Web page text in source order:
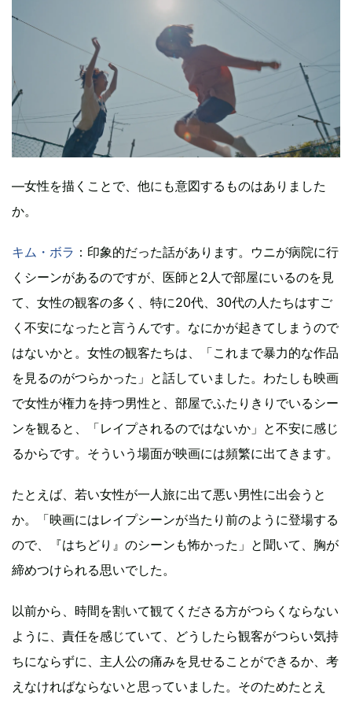
―女性を描くことで、他にも意図するものはありました
か。
キム・ボラ ：印象的だった話があります。ウニが病院に行
くシーンがあるのですが、医師と2人で部屋にいるのを見
て、女性の観客の多く、特に20代、30代の人たちはすご
く不安になったと言うんです。なにかが起きてしまうので
はないかと。女性の観客たちは、「これまで暴力的な作品
を見るのがつらかった」と話していました。わたしも映画
で女性が権力を持つ男性と、部屋でふたりきりでいるシー
ンを観ると、「レイプされるのではないか」と不安に感じ
るからです。そういう場面が映画には頻繁に出てきます。
たとえば、若い女性が一人旅に出て悪い男性に出会うと
か。「映画にはレイプシーンが当たり前のように登場する
ので、『はちどり』のシーンも怖かった」と聞いて、胸が
締めつけられる思いでした。
以前から、時間を割いて観てくださる方がつらくならない
ように、責任を感じていて、どうしたら観客がつらい気持
ちにならずに、主人公の痛みを見せることができるか、考
えなければならないと思っていました。そのためたとえ